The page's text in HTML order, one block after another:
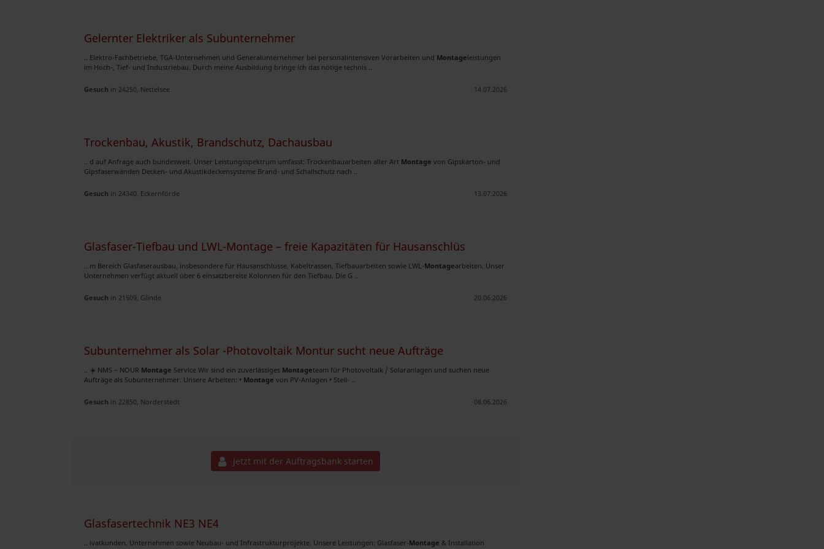
Gelernter Elektriker als Subunternehmer
.. Elektro-Fachbetriebe, TGA-Unternehmen und Generalunternehmer bei personalintensiven Vorarbeiten und Montageleistungen
im Hoch-, Tief- und Industriebau. Durch meine Ausbildung bringe ich das nötige technis ..
Gesuch in 24250, Nettelsee 14.07.2026
Trockenbau, Akustik, Brandschutz, Dachausbau
.. d auf Anfrage auch bundesweit. Unser Leistungsspektrum umfasst: Trockenbauarbeiten aller Art Montage von Gipskarton- und
Gipsfaserwänden Decken- und Akustikdeckensysteme Brand- und Schallschutz nach ..
Gesuch in 24340, Eckernförde 13.07.2026
Glasfaser-Tiefbau und LWL-Montage – freie Kapazitäten für Hausanschlüs
.. m Bereich Glasfaserausbau, insbesondere für Hausanschlüsse, Kabeltrassen, Tiefbauarbeiten sowie LWL-Montagearbeiten. Unser
Unternehmen verfügt aktuell über 6 einsatzbereite Kolonnen für den Tiefbau. Die G ..
Gesuch in 21509, Glinde 20.06.2026
Subunternehmer als Solar -Photovoltaik Montur sucht neue Aufträge
.. ☀️ NMS – NOUR Montage Service Wir sind ein zuverlässiges Montageteam für Photovoltaik / Solaranlagen und suchen neue
Aufträge als Subunternehmer. Unsere Arbeiten: • Montage von PV-Anlagen • Steil- ..
Gesuch in 22850, Norderstedt 08.06.2026
Jetzt mit der Auftragsbank starten
Glasfasertechnik NE3 NE4
.. ivatkunden, Unternehmen sowie Neubau- und Infrastrukturprojekte. Unsere Leistungen: Glasfaser-Montage & Installation